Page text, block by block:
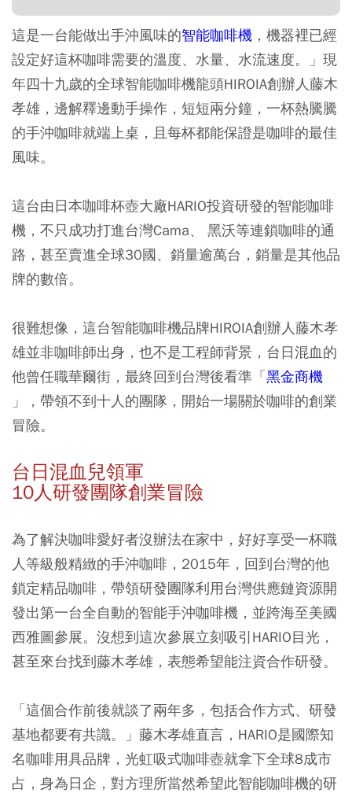
這是一台能做出手沖風味的智能咖啡機 ，機器裡已經
設定好這杯咖啡需要的溫度、水量、水流速度。」現
年四十九歲的全球智能咖啡機龍頭HIROIA創辦人藤木
孝雄，邊解釋邊動手操作，短短兩分鐘，一杯熱騰騰
的手沖咖啡就端上桌，且每杯都能保證是咖啡的最佳
風味。
這台由日本咖啡杯壺大廠HARIO投資研發的智能咖啡
機，不只成功打進台灣Cama、 黑沃等連鎖咖啡的通
路，甚至賣進全球30國、銷量逾萬台，銷量是其他品
牌的數倍。
很難想像，這台智能咖啡機品牌HIROIA創辦人藤木孝
雄並非咖啡師出身，也不是工程師背景，台日混血的
他曾任職華爾街，最終回到台灣後看準「黑金商機
」，帶領不到十人的團隊，開始一場關於咖啡的創業
冒險。
台日混血兒領軍
10人研發團隊創業冒險
為了解決咖啡愛好者沒辦法在家中，好好享受一杯職
人等級般精緻的手沖咖啡，2015年，回到台灣的他
鎖定精品咖啡，帶領研發團隊利用台灣供應鏈資源開
發出第一台全自動的智能手沖咖啡機，並跨海至美國
西雅圖參展。沒想到這次參展立刻吸引HARIO目光，
甚至來台找到藤木孝雄，表態希望能注資合作研發。
「這個合作前後就談了兩年多，包括合作方式、研發
基地都要有共識。」藤木孝雄直言，HARIO是國際知
名咖啡用具品牌，光虹吸式咖啡壺就拿下全球8成市
占，身為日企，對方理所當然希望此智能咖啡機的研